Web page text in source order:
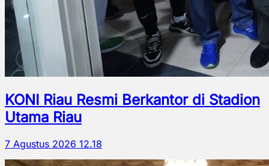
KONI Riau Resmi Berkantor di Stadion
Utama Riau
7 Agustus 2026 12.18